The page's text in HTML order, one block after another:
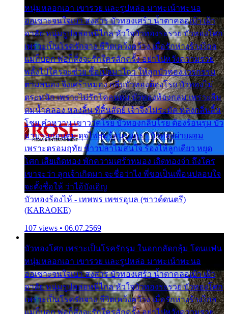
หนุ่มหลอกเอา เขารวย และรูปหล่อ มาพะเน้าพะนอ
ออเซาะจนใจเบา สงสาร บัวทองเศร้า น้ำตาคลอเบ้า เฝ้า
อาลัย หนุ่มรูปหล่อหนีไกล หัวใจบัวทองระรวย บัวทองโศก
เพราะเป็นโรครักจาง ชีวิตเคว้งคว้าง เมื่อรักห่างร้างไกล
แม่ก็บอก พ่อก็สั่งจะรักใครสักครั้ง อย่าไปหวังความรวย
พลั้งไปใครจะช่วย ซื้อเปลมาไกว ให้ลูกบัวทอง เวรกรรม
ตามสนอง จึงเศร้าหมอง กลีบบัวทองต้องโรย บัวทองไม่
ตระหนัก เพราะไม่รักโคลนตม บัวทองท้องกลม เพราะลืม
ตมน้ำคลอง หลงลิ้น ที่สิ้นสัตย์ เจ้าจึงไม่ระมัด หลงกลิ่นลิ้น
โชย คำหวาน เขาวาดโรย บัวทองกลีบโรย ต้องร้อนรุม บัว
มาบานก่อนตูม ดุจไฟสุมร้อนรุมอุรา บัวทองผ่ายผอม
เพราะตรอมฤทัย ข้าวปลาไม่สนใจ ร้องไห้ลูกเดียว หยุด
โศก เสียเถิดทอง พักความเศร้าหมอง เถิดทองจ๋า ถึงใคร
เขาจะว่า ลูกเจ้าเกิดมา จะชื่อว่าไง พี่ขอเป็นเพื่อนปลอบใจ
จะตั้งชื่อให้ ว่าไอ้บังเอิญ
บัวทองร้องไห้ - เทพพร เพชรอุบล (ซาวด์ดนตรี)
(KARAOKE)
107 views • 06.07.2569
บัวทองโศก เพราะเป็นโรครักรุม ในอกกลัดกลุ้ม โดนแฟน
หนุ่มหลอกเอา เขารวย และรูปหล่อ มาพะเน้าพะนอ
ออเซาะจนใจเบา สงสาร บัวทองเศร้า น้ำตาคลอเบ้า เฝ้า
อาลัย หนุ่มรูปหล่อหนีไกล หัวใจบัวทองระรวย บัวทองโศก
เพราะเป็นโรครักจาง ชีวิตเคว้งคว้าง เมื่อรักห่างร้างไกล
แม่ก็บอก พ่อก็สั่งจะรักใครสักครั้ง อย่าไปหวังความรวย